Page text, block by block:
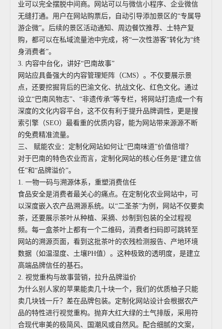
业可以完全摆脱中间商。网站可以与微信小程序、企业微信
无缝打通。用户在网站购票后，自动引导添加景区的“专属导
游企微”。后续的景区活动通知、周边餐饮推荐、土特产复
购，都可以在私域流量池中完成，将“一次性游客”转化为“终
身消费者”。
3. 内容中台化，讲好“巴南故事”
网站应具备强大的内容管理矩阵（CMS）。不仅要展示景
点，还要挖掘背后的巴渝文化、抗战文化、红色文化。通过
设立“巴南风物志”、“非遗传承”等专栏，将网站打造成一个有
深度的文化内容平台，这不仅有利于提升品牌调性，更是搜
索引擎（SEO）最看重的优质内容，能为网站带来源源不断
的免费精准流量。
三、 赋能农业：定制化网站如何让“巴南味道”价值倍增？
对于巴南的特色农业而言，定制化网站的核心任务是“建立信
任”和“品牌溢价”。
1. 一物一码与溯源体系，重塑消费信任
食品安全是消费者最关心的痛点。在定制化农业网站中，可
以深度嵌入农产品溯源系统。以“二圣茶”为例，网站不仅要卖
茶，还要展示茶叶从种植、采摘、炒制到包装的全过程视
频。每一盒茶叶上都有一个二维码，消费者扫码即可跳转至
网站的溯源页面，看到这批茶叶的农残检测报告、产地环境
数据（如温湿度、土壤PH值）。这种极致的透明度，是建立
高端品牌信任的基石。
2. 视觉重构与故事营销，拉升品牌溢价
为什么别人家的苹果能卖几十块一个，我们的优质柚子只能
卖几块钱一斤？差在品牌包装。定制化网站设计会根据农产
品的特性进行视觉重构。抛弃大红大绿的土气排版，采用符
合现代审美的极简风、国潮风或自然风。配合细腻的文案，